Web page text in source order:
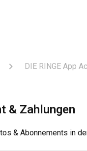
DIE RINGE App
& Zahlungen
& Abonnements in